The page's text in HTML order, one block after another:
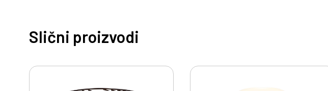
Slični proizvodi